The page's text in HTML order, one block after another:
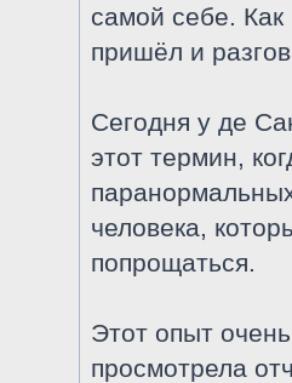
самой себе. Как
пришёл и
Сегодня у де
этот термин,
человека,
попрощаться.
Этот опыт
просмотрела